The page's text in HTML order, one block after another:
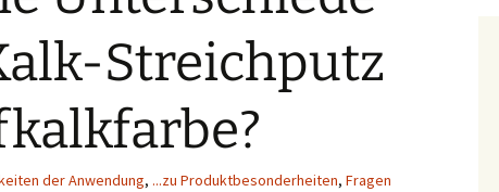
Streichputz
der Anwendung, ...zu Produktbesonderheiten, Fragen